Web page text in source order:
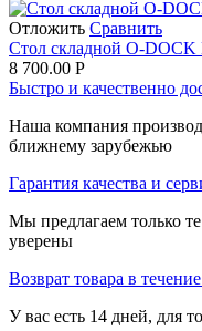
Отложить Сравнить
Стол складной O-DOCK
8 700.00 Р
Быстро и качественно
Наша компания
ближнему зарубежью
Гарантия качества и
Мы предлагаем только
уверены
Возврат товара в
У вас есть 14 дней, для